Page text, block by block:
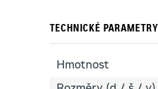
TECHNICKÉ PARAMETRY
Hmotnost